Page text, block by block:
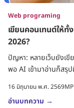
Web programing
เขียนคอนเทนต์ให้ทั้
2026?
ปัญหา: หลายเว็บยังเขี
16 มิถุนายน พ.ศ. 2569
อ่านบทความ →